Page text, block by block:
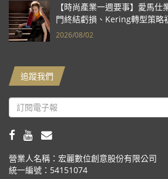
【時尚產業一週要事】愛馬
門終結虧損、Kering轉型策略
報亮眼
2026/08/02
追蹤我們
營業人名稱：宏麗數位創意股份有限公司
統一編號：54151074